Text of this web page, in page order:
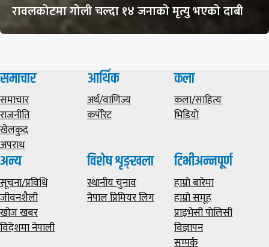
रावलकोटमा गोली चल्दा १४ जनाको मृत्यु भएको दाबी
समाचार
समाचार
राजनीति
खेलकुद
अपराध
आर्थिक
अर्थ/वाणिज्य
कर्पोरेट
कला
कला/साहित्य
भिडियाे
अन्य
सूचना/प्रविधि
जीवनशैली
खोज खबर
विदेशमा नेपाली
विशेष शृङ्खला
स्थानीय चुनाव
नेपाल प्रिमियर लिग
टिभीअन्नपूर्ण
हाम्राे बारेमा
हाम्राे समूह
प्राइभेसी पाेलिसी
विज्ञापन
सम्पर्क